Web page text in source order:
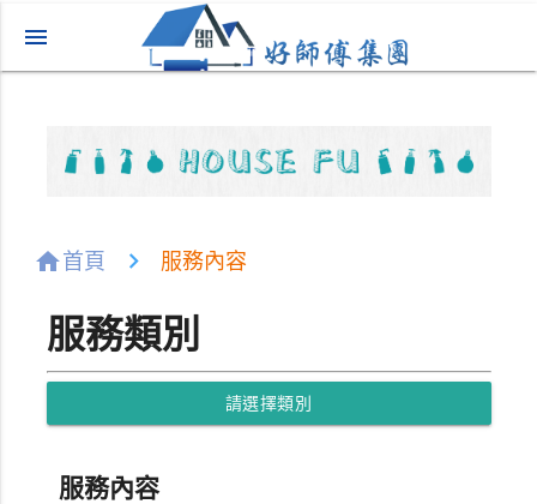
menu
home首頁 服務內容
服務類別
請選擇類別
服務內容